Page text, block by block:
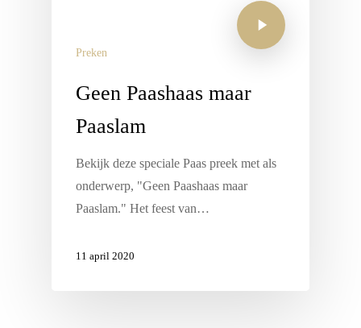
Preken
Geen Paashaas maar
Paaslam
Bekijk deze speciale Paas preek met als
onderwerp, "Geen Paashaas maar
Paaslam." Het feest van…
11 april 2020